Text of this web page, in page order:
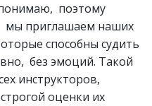
поэтому
мы приглашаем наших
способны судить
без эмоций. Такой
инструкторов,
оценки их